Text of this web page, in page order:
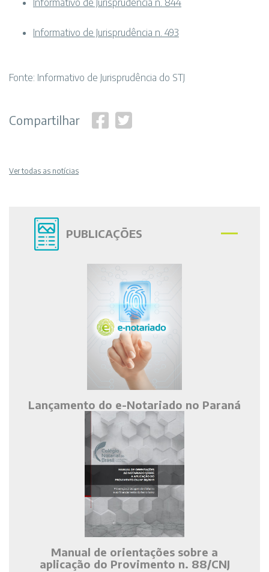
Informativo de Jurisprudência n. 844
Informativo de Jurisprudência n. 493
Fonte: Informativo de Jurisprudência do STJ
Compartilhar
Ver todas as notícias
PUBLICAÇÕES
Lançamento do e-Notariado no Paraná
Manual de orientações sobre a
aplicação do Provimento n. 88/CNJ